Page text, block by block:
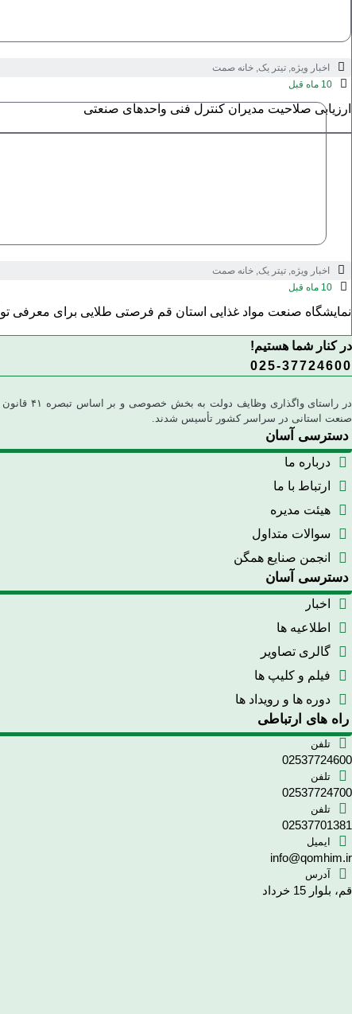
اخبار ویژه تیتر یک خانه صمت
10 ماه قبل
ارزیابی صلاحیت مدیران کنترل فنی واحدهای صنعتی
اخبار ویژه تیتر یک خانه صمت
10 ماه قبل
نمایشگاه صنعت مواد غذایی استان قم فرصتی طلایی برای معرفی
در کنار شما هستیم!
025-37724600
در
صنعت استانی در سراسر کشور تأسیس شدند.
دسترسی آسان
درباره ما
ارتباط با ما
هیئت مدیره
سوالات متداول
انجمن صنایع همگن
دسترسی آسان
اخبار
اطلاعیه ها
گالری تصاویر
فیلم و کلیپ ها
دوره ها و رویداد ها
راه های ارتباطی
تلفن
02537724600
تلفن
02537724700
تلفن
02537701381
ایمیل
info@qomhim.ir
آدرس
قم، بلوار 15 خرداد